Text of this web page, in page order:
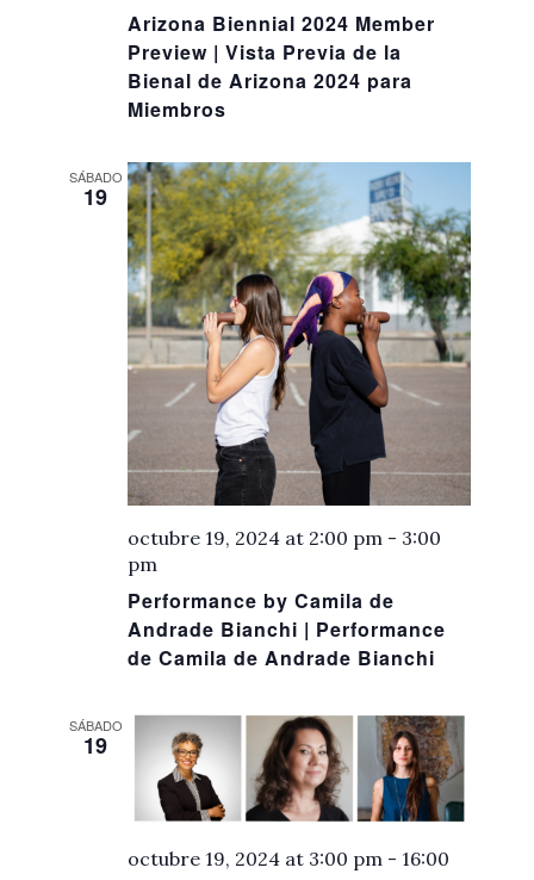
Arizona Biennial 2024 Member
Preview | Vista Previa de la
Bienal de Arizona 2024 para
Miembros
SÁBADO
19
Performance by Camila de
Andrade Bianchi | Performance
de Camila de Andrade Bianchi
octubre 19, 2024 at 2:00 pm - 3:00
pm
SÁBADO
19
octubre 19, 2024 at 3:00 pm - 16:00